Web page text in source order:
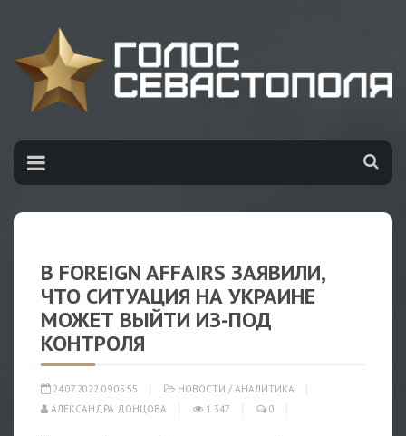
В FOREIGN AFFAIRS ЗАЯВИЛИ,
ЧТО СИТУАЦИЯ НА УКРАИНЕ
МОЖЕТ ВЫЙТИ ИЗ-ПОД
КОНТРОЛЯ
24.07.2022 09:05:55 НОВОСТИ / АНАЛИТИКА
АЛЕКСАНДРА ДОНЦОВА
1 347 0